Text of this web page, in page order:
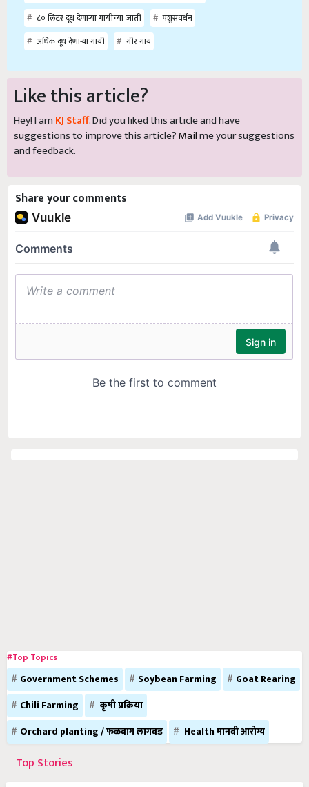
८० लिटर दूध देणाऱ्या गायींच्या जाती
पशुसंवर्धन
अधिक दूध देणाऱ्या गायी
गीर गाय
Like this article?
Hey! I am KJ Staff. Did you liked this article and have
suggestions to improve this article?Mailme your suggestions
and feedback.
Share your comments
#Top Topics
Government Schemes Soybean Farming
Goat Rearing
Chili Farming
कृषी प्रक्रिया
Orchard planting / फळबाग लागवड
Health मानवी आरोग्य
Top Stories